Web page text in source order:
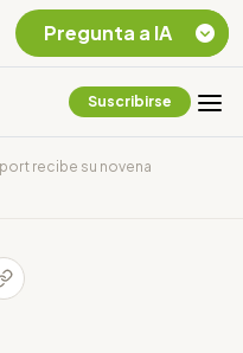
Suscribirse
recibe su novena
Pregunta a IA
Chevron Ecuador